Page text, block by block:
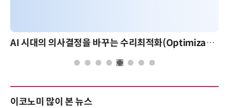
AI 시대의 의사결정을 바꾸는 수리최적화(Optimization): 실제 산업 적용 사례와 활용 전략
이코노미 많이 본 뉴스